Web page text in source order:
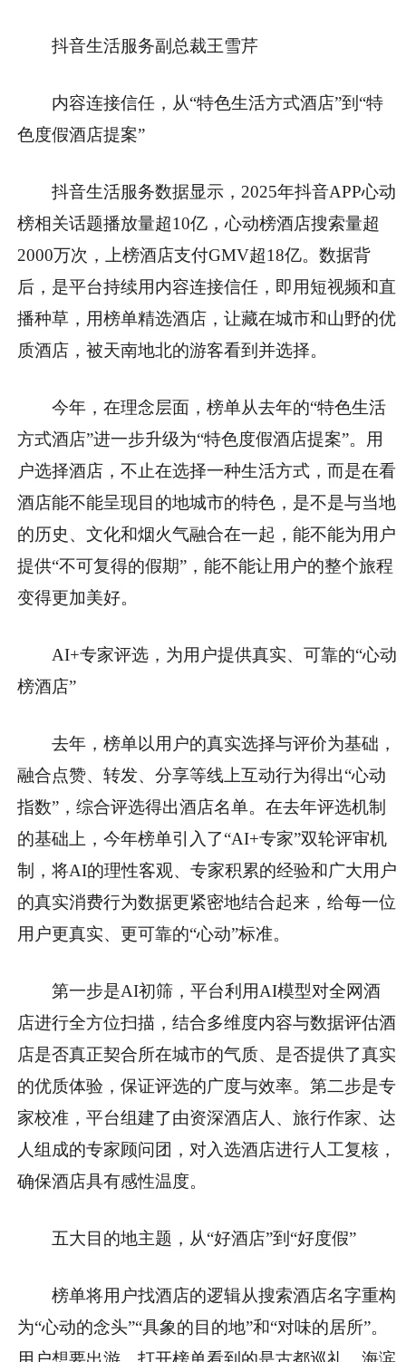
抖音生活服务副总裁王雪芹
内容连接信任，从“特色生活方式酒店”到“特
色度假酒店提案”
抖音生活服务数据显示，2025年抖音APP心动
榜相关话题播放量超10亿，心动榜酒店搜索量超
2000万次，上榜酒店支付GMV超18亿。数据背
后，是平台持续用内容连接信任，即用短视频和直
播种草，用榜单精选酒店，让藏在城市和山野的优
质酒店，被天南地北的游客看到并选择。
今年，在理念层面，榜单从去年的“特色生活
方式酒店”进一步升级为“特色度假酒店提案”。用
户选择酒店，不止在选择一种生活方式，而是在看
酒店能不能呈现目的地城市的特色，是不是与当地
的历史、文化和烟火气融合在一起，能不能为用户
提供“不可复得的假期”，能不能让用户的整个旅程
变得更加美好。
AI+专家评选，为用户提供真实、可靠的“心动
榜酒店”
去年，榜单以用户的真实选择与评价为基础，
融合点赞、转发、分享等线上互动行为得出“心动
指数”，综合评选得出酒店名单。在去年评选机制
的基础上，今年榜单引入了“AI+专家”双轮评审机
制，将AI的理性客观、专家积累的经验和广大用户
的真实消费行为数据更紧密地结合起来，给每一位
用户更真实、更可靠的“心动”标准。
第一步是AI初筛，平台利用AI模型对全网酒
店进行全方位扫描，结合多维度内容与数据评估酒
店是否真正契合所在城市的气质、是否提供了真实
的优质体验，保证评选的广度与效率。第二步是专
家校准，平台组建了由资深酒店人、旅行作家、达
人组成的专家顾问团，对入选酒店进行人工复核，
确保酒店具有感性温度。
五大目的地主题，从“好酒店”到“好度假”
榜单将用户找酒店的逻辑从搜索酒店名字重构
为“心动的念头”“具象的目的地”和“对味的居所”。